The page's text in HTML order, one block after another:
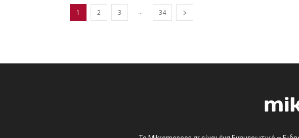
1 2 3 ... 34